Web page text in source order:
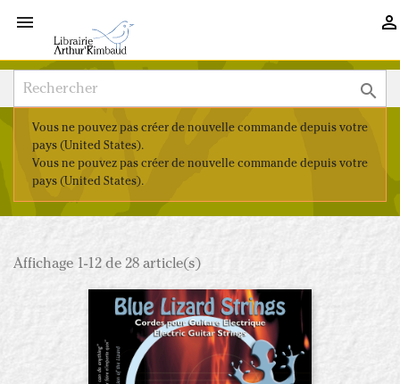
 

Vous ne pouvez pas créer de nouvelle commande depuis votre
pays (United States).
Vous ne pouvez pas créer de nouvelle commande depuis votre
pays (United States).
Affichage 1-12 de 28 article(s)